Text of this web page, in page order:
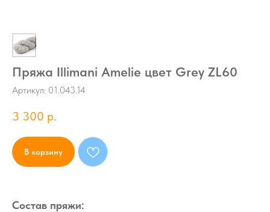
Пряжа Illimani Amelie цвет Grey ZL60
Артикул: 01.043.14
3 300 р.
В корзину
Состав пряжи: